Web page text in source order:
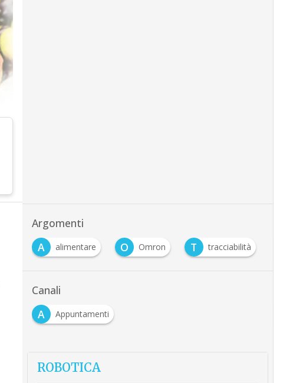
Argomenti
A
alimentare O Omron T tracciabilità
Canali
A
Appuntamenti
ROBOTICA